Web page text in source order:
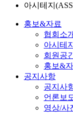
아시테지
홍보&자료
협회소
아시테
회원공
홍보&
공지사항
공지사
언론보
영상/사